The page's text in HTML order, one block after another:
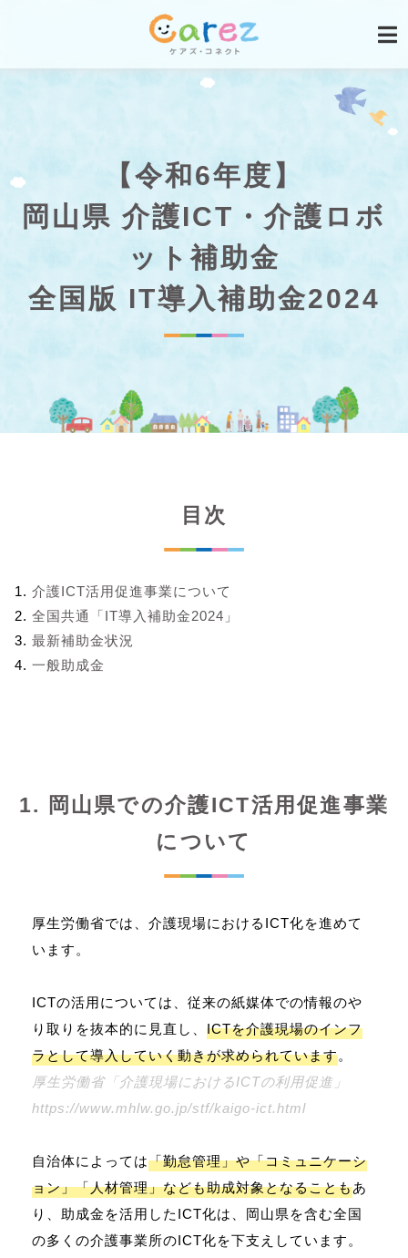
【令和6年度】
岡山県 介護ICT・介護ロボ
ット補助金
全国版 IT導入補助金2024
目次
介護ICT活用促進事業について
全国共通「IT導入補助金2024」
最新補助金状況
一般助成金
1. 岡山県での介護ICT活用促進事業
について
厚生労働省では、介護現場におけるICT化を進めて
います。
ICTの活用については、従来の紙媒体での情報のや
り取りを抜本的に見直し、 ICTを介護現場のインフ
ラとして導入していく動きが求められています。
厚生労働省「介護現場におけるICTの利用促進」
https://www.mhlw.go.jp/stf/kaigo-ict.html
自治体によっては「勤怠管理」や「コミュニケーシ
ョン」「人材管理」なども助成対象となることもあ
り、助成金を活用したICT化は、岡山県を含む全国
の多くの介護事業所のICT化を下支えしています。